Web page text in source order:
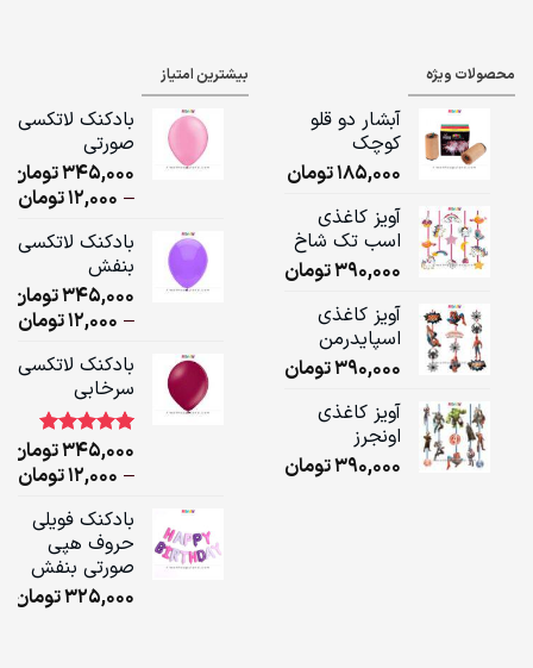
محصولات ویژه
آبشار دو قلو
کوچک
185,000تومان
آویز کاغذی
اسب تک شاخ
390,000تومان
آویز کاغذی
اسپایدرمن
390,000تومان
آویز کاغذی
اونجرز
390,000تومان
بیشترین امتیاز
بادکنک لاتکسی
صورتی
345,000تومان
–
12,000تومان
بادکنک لاتکسی
بنفش
345,000تومان
–
12,000تومان
بادکنک لاتکسی
سرخابی
امتیاز5.00
1
مشتری
345,000تومان
–
12,000تومان
بادکنک فویلی
حروف هپی
صورتی بنفش
325,000تومان